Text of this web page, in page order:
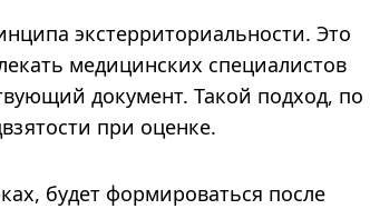
экстерриториальности. Это
медицинских специалистов
документ. Такой подход, по
при оценке.
будет формироваться после